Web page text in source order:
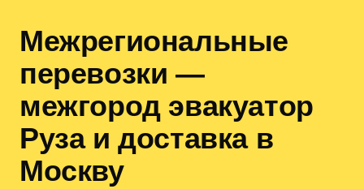
Межрегиональные
перевозки —
межгород эвакуатор
Руза и доставка в
Москву